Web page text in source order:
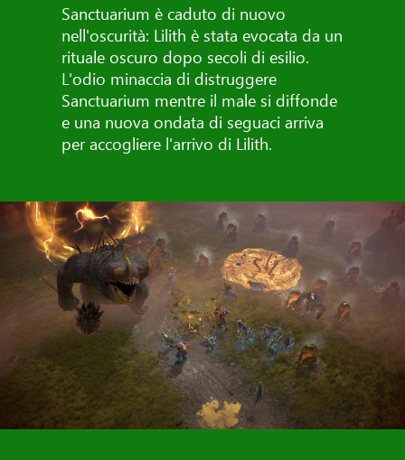
Sanctuarium è caduto di nuovo
nell'oscurità: Lilith è stata evocata da un
rituale oscuro dopo secoli di esilio.
L'odio minaccia di distruggere
Sanctuarium mentre il male si diffonde
e una nuova ondata di seguaci arriva
per accogliere l'arrivo di Lilith.